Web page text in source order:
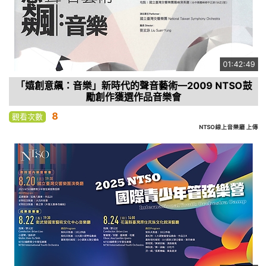
01:42:49
「嬉創意飆：音樂」新時代的聲音藝術—2009 NTSO鼓
勵創作獲選作品音樂會
觀看次數 8
NTSO線上音樂廳 上傳